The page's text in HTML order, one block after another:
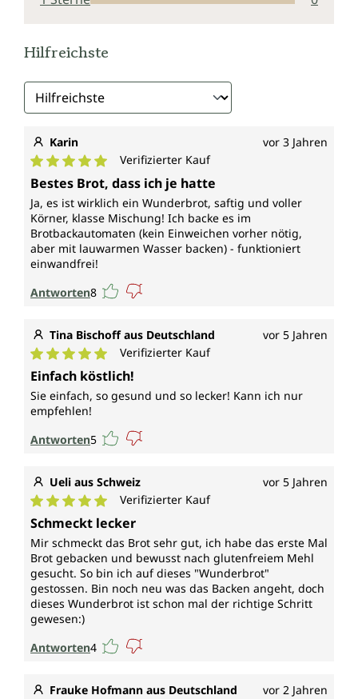
Hilfreichste
Karin vor 3 Jahren
Durchschnittliche Bewertung von 5 von 5 Sternen
Verifizierter Kauf
Bestes Brot, dass ich je hatte
Ja, es ist wirklich ein Wunderbrot, saftig und voller
Körner, klasse Mischung! Ich backe es im
Brotbackautomaten (kein Einweichen vorher nötig,
aber mit lauwarmen Wasser backen) - funktioniert
einwandfrei!
Antworten8
Tina Bischoff aus Deutschland vor 5 Jahren
Durchschnittliche Bewertung von 5 von 5 Sternen
Verifizierter Kauf
Einfach köstlich!
Sie einfach, so gesund und so lecker! Kann ich nur
empfehlen!
Antworten5
Ueli aus Schweiz vor 5 Jahren
Durchschnittliche Bewertung von 5 von 5 Sternen
Verifizierter Kauf
Schmeckt lecker
Mir schmeckt das Brot sehr gut, ich habe das erste Mal
Brot gebacken und bewusst nach glutenfreiem Mehl
gesucht. So bin ich auf dieses "Wunderbrot"
gestossen. Bin noch neu was das Backen angeht, doch
dieses Wunderbrot ist schon mal der richtige Schritt
gewesen:)
Antworten4
Frauke Hofmann aus Deutschland vor 2 Jahren